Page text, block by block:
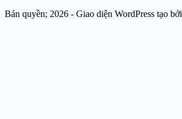
Bản quyền; 2026 - Giao diện WordPress tạo bởi